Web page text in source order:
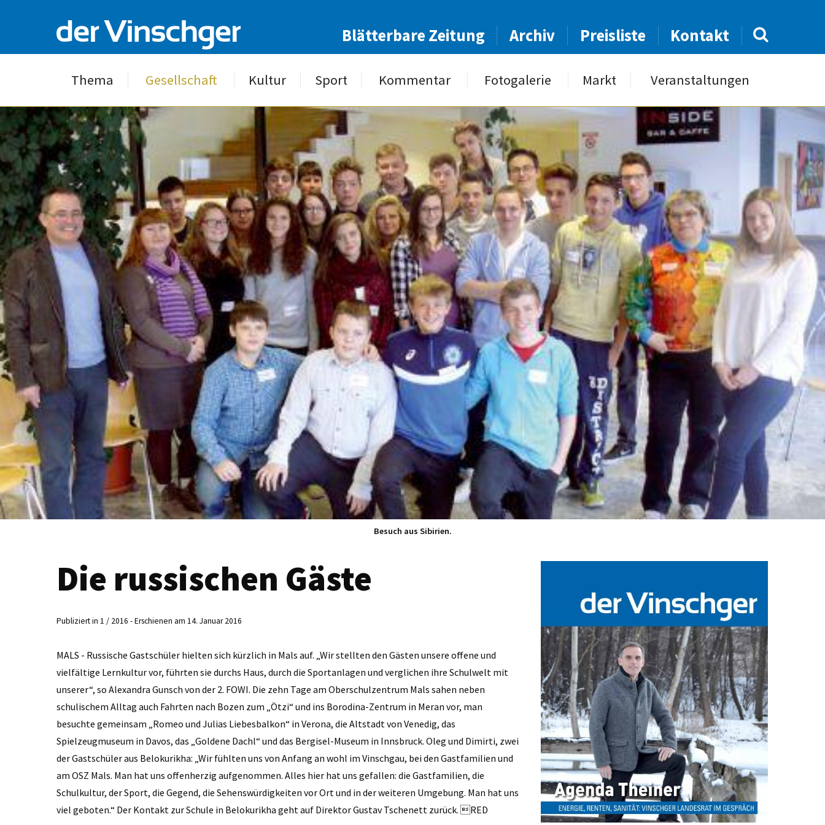
Blätterbare Zeitung Archiv Preisliste Kontakt
Thema Gesellschaft Kultur Sport Kommentar Fotogalerie Markt Veranstaltungen
Besuch aus Sibirien.
Die russischen Gäste
Publiziert in 1 / 2016 - Erschienen am 14. Januar 2016
MALS - Russische Gastschüler hielten sich kürzlich in Mals auf. „Wir stellten den Gästen unsere offene und
vielfältige Lernkultur vor, führten sie durchs Haus, durch die Sportanlagen und verglichen ihre Schulwelt mit
unserer“, so Alexandra Gunsch von der 2. FOWI. Die zehn Tage am Oberschulzentrum Mals sahen neben
schulischem Alltag auch Fahrten nach Bozen zum „Ötzi“ und ins Borodina-Zentrum in Meran vor, man
besuchte gemeinsam „Romeo und Julias Liebesbalkon“ in Verona, die Altstadt von Venedig, das
Spielzeugmuseum in Davos, das „Goldene Dachl“ und das Bergisel-Museum in Innsbruck. Oleg und Dimirti, zwei
der Gastschüler aus Belokurikha: „Wir fühlten uns von Anfang an wohl im Vinschgau, bei den Gastfamilien und
am OSZ Mals. Man hat uns offenherzig aufgenommen. Alles hier hat uns gefallen: die Gastfamilien, die
Schulkultur, der Sport, die Gegend, die Sehenswürdigkeiten vor Ort und in der weiteren Umgebung. Man hat uns
viel geboten.“ Der Kontakt zur Schule in Belokurikha geht auf Direktor Gustav Tschenett zurück. RED